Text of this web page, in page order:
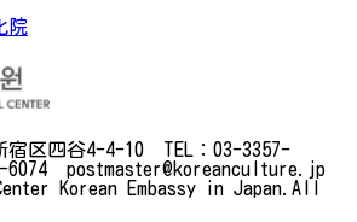
院
宿区四谷4-4-10 TEL：03-3357-
6074 postmaster@koreanculture.jp
Korean Embassy in Japan.All